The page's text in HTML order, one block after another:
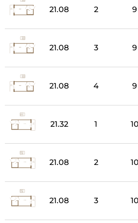
21.08 2 9
21.08 3 9
21.08 4 9
21.32 1 10
21.08 2 10
21.08 3 10